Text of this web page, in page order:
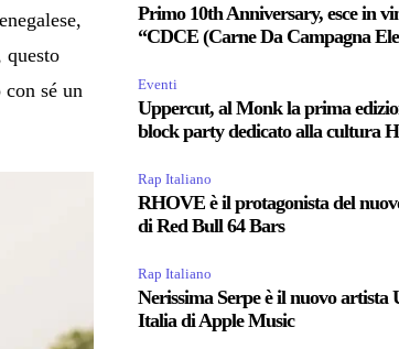
sé un
Primo 10th Anniversary, esce in
“CDCE (Carne Da Campagna
Eventi
Uppercut, al Monk la prima
block party dedicato alla cultura
Rap Italiano
RHOVE è il protagonista del
di Red Bull 64 Bars
Rap Italiano
Nerissima Serpe è il nuovo artista
Italia di Apple Music